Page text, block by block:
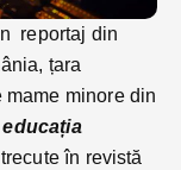
reportaj din
țara
minore din
educația
în revistă